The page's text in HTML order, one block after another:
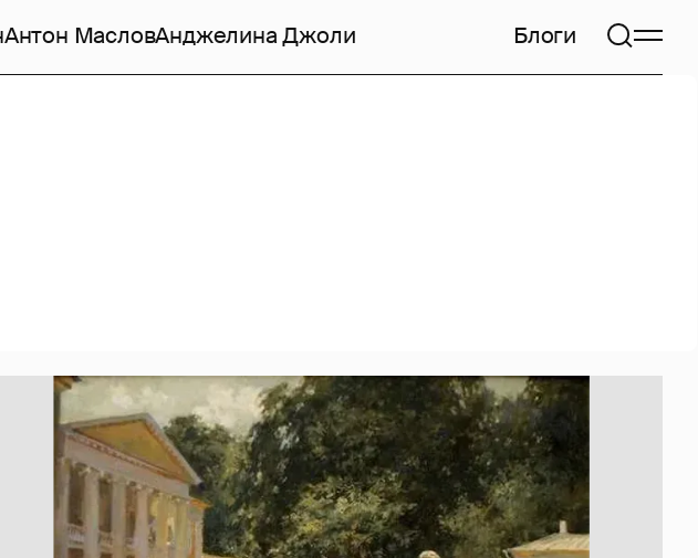
Антон МасловАнджелина Джоли Блоги